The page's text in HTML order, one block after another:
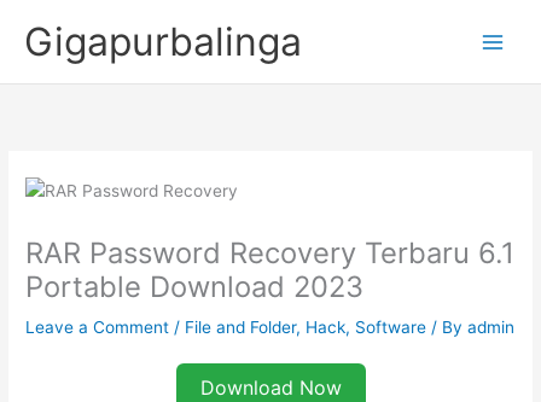
Gigapurbalinga
RAR Password Recovery Terbaru 6.1
Portable Download 2023
Leave a Comment / File and Folder, Hack, Software / Byadmin
Download Now